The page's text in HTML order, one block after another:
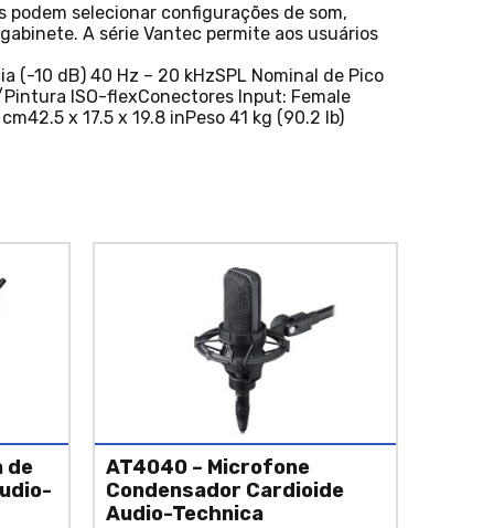
selecionar configurações de som,
A série Vantec permite aos usuários
(-10 dB) 40 Hz – 20 kHzSPL Nominal de Pico
ISO-flexConectores Input: Female
x 17.5 x 19.8 inPeso 41 kg (90.2 lb)
de
AT4040 – Microfone
Condensador Cardioide
Audio-Technica